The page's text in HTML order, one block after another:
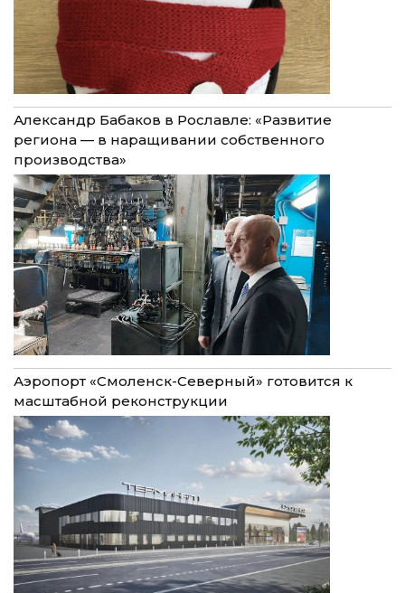
Александр Бабаков в Рославле: «Развитие
региона — в наращивании собственного
производства»
Аэропорт «Смоленск-Северный» готовится к
масштабной реконструкции